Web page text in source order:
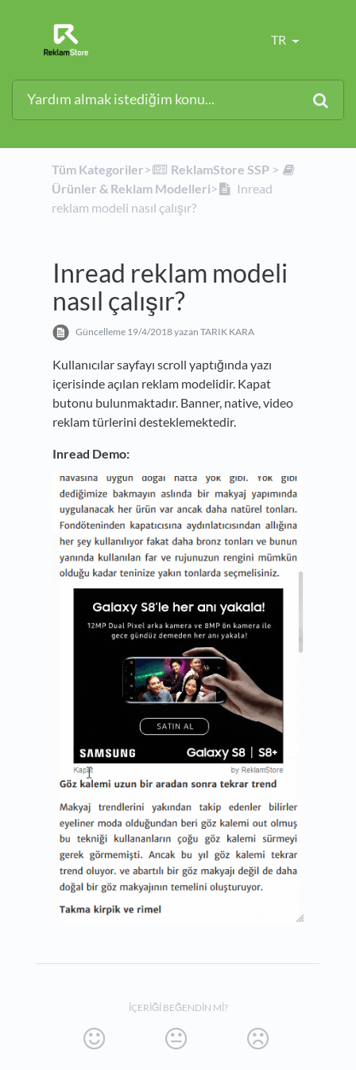
TR
Tüm Kategoriler​>​ ​ReklamStore SSP ​ > ​
Ürünler & Reklam Modelleri​>​
Inread
reklam modeli nasıl çalışır?
Inread reklam modeli
nasıl çalışır?
Güncelleme 19/4/2018yazan TARIK KARA
Kullanıcılar sayfayı scroll yaptığında yazı
içerisinde açılan reklam modelidir. Kapat
butonu bulunmaktadır. Banner, native, video
reklam türlerini desteklemektedir.
Inread Demo:
İÇERIĞI BEĞENDIN MI?